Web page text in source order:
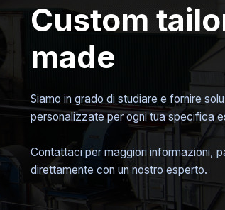
Custom
made
Siamo in grado di studiare e fornire
personalizzate per ogni tua specifica
Contattaci per maggiori informazioni,
direttamente con un nostro esperto.